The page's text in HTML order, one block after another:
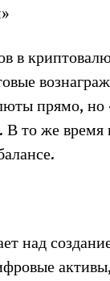
в
прямо,
В то же
над